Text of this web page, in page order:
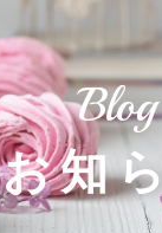
Blog
お知